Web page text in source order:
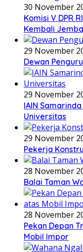
30 November
Komisi V DPR
Kembali
29 November
Dewan
29 November
IAIN
Universitas
29 November
Pekerja
28 November
Balai Taman
28 November
Pekan Depan
Mobil Impor